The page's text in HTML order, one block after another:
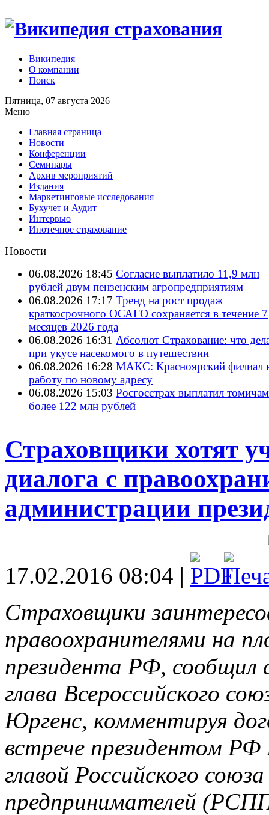
Википедия
О компании
Поиск
Пятница, 07 августа 2026
Меню
Главная страница
Новости
Конференции
Семинары
Архив мероприятий
Издания
Маркетинговые исследования
Бухучет и Аудит
Интервью
Ипотечное страхование
Новости
06.08.2026 18:45 Согласие выплатило 11,9 млн
рублей двум пензенским агропредприятиям
06.08.2026 17:17 Тренд на рост продаж
краткосрочного ОСАГО сохраняется в течение 7
месяцев 2026 года
06.08.2026 16:31 Абсолют Страхование: что
при укусе насекомого в путешествии
06.08.2026 16:28 МАКС: Красноярский филиал
работу по новому адресу
06.08.2026 15:03 Росгосстрах выплатил томичам
более 122 млн рублей
Страховщики хотят
диалога с
администрации
17.02.2016 08:04 |
Страховщики
правоохранителями на
президента РФ,
глава Всероссийского
Юргенс, комментируя
встрече президентом
главой Российского
предпринимателей